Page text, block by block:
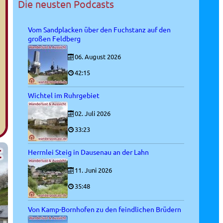
Die neusten Podcasts
Vom Sandplacken über den Fuchstanz auf den
großen Feldberg
06. August 2026
42:15
Wichtel im Ruhrgebiet
02. Juli 2026
33:23
Herrnlei Steig in Dausenau an der Lahn
11. Juni 2026
35:48
Von Kamp-Bornhofen zu den feindlichen Brüdern